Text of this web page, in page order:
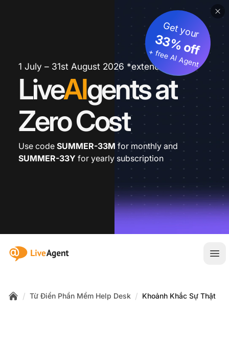
1 July – 31st August 2026 *extended
LiveAIgents at
Zero Cost
Get your
33% off
+ free AI Agent
Use code SUMMER-33M for monthly and
SUMMER-33Y for yearly subscription
:site.title
Mở
/ Từ Điển Phần Mềm Help Desk / Khoảnh Khắc Sự Thật